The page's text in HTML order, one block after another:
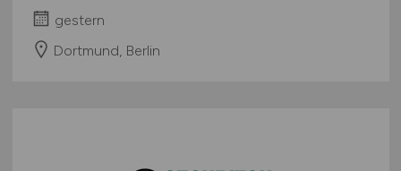
gestern
Dortmund, Berlin